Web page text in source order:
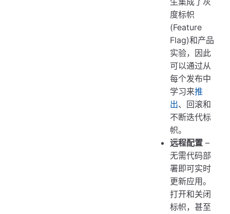
度标帜
(Feature
Flag)和产品
实验，因此
可以通过从
每个发布中
学习来推
出、回滚和
不断迭代标
帜。
远程配置 –
无需代码部
署即可实时
更新应用。
打开和关闭
标帜，甚至